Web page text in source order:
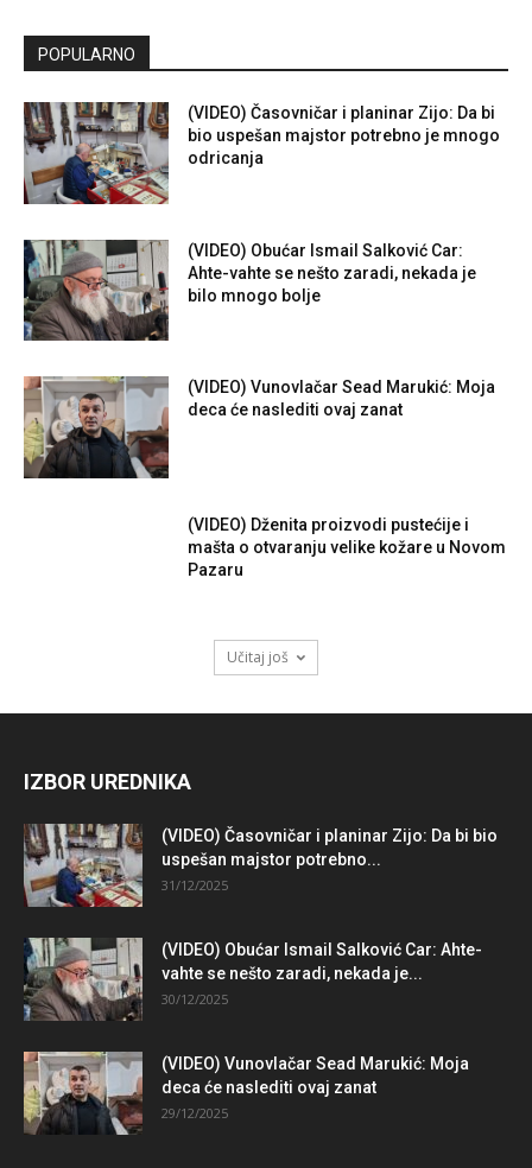
POPULARNO
(VIDEO) Časovničar i planinar Zijo: Da bi
bio uspešan majstor potrebno je mnogo
odricanja
(VIDEO) Obućar Ismail Salković Car:
Ahte-vahte se nešto zaradi, nekada je
bilo mnogo bolje
(VIDEO) Vunovlačar Sead Marukić: Moja
deca će naslediti ovaj zanat
(VIDEO) Dženita proizvodi pustećije i
mašta o otvaranju velike kožare u Novom
Pazaru
Učitaj još
IZBOR UREDNIKA
(VIDEO) Časovničar i planinar Zijo: Da bi bio
uspešan majstor potrebno...
31/12/2025
(VIDEO) Obućar Ismail Salković Car: Ahte-
vahte se nešto zaradi, nekada je...
30/12/2025
(VIDEO) Vunovlačar Sead Marukić: Moja
deca će naslediti ovaj zanat
29/12/2025